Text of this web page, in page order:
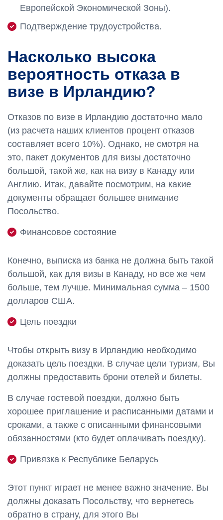
Европейской Экономической Зоны).
Подтверждение трудоустройства.
Насколько высока
вероятность отказа в
визе в Ирландию?
Отказов по визе в Ирландию достаточно мало
(из расчета наших клиентов процент отказов
составляет всего 10%). Однако, не смотря на
это, пакет документов для визы достаточно
большой, такой же, как на визу в Канаду или
Англию. Итак, давайте посмотрим, на какие
документы обращает большее внимание
Посольство.
Финансовое состояние
Конечно, выписка из банка не должна быть такой
большой, как для визы в Канаду, но все же чем
больше, тем лучше. Минимальная сумма – 1500
долларов США.
Цель поездки
Чтобы открыть визу в Ирландию необходимо
доказать цель поездки. В случае цели туризм, Вы
должны предоставить брони отелей и билеты.
В случае гостевой поездки, должно быть
хорошее приглашение и расписанными датами и
сроками, а также с описанными финансовыми
обязанностями (кто будет оплачивать поездку).
Привязка к Республике Беларусь
Этот пункт играет не менее важно значение. Вы
должны доказать Посольству, что вернетесь
обратно в страну, для этого Вы